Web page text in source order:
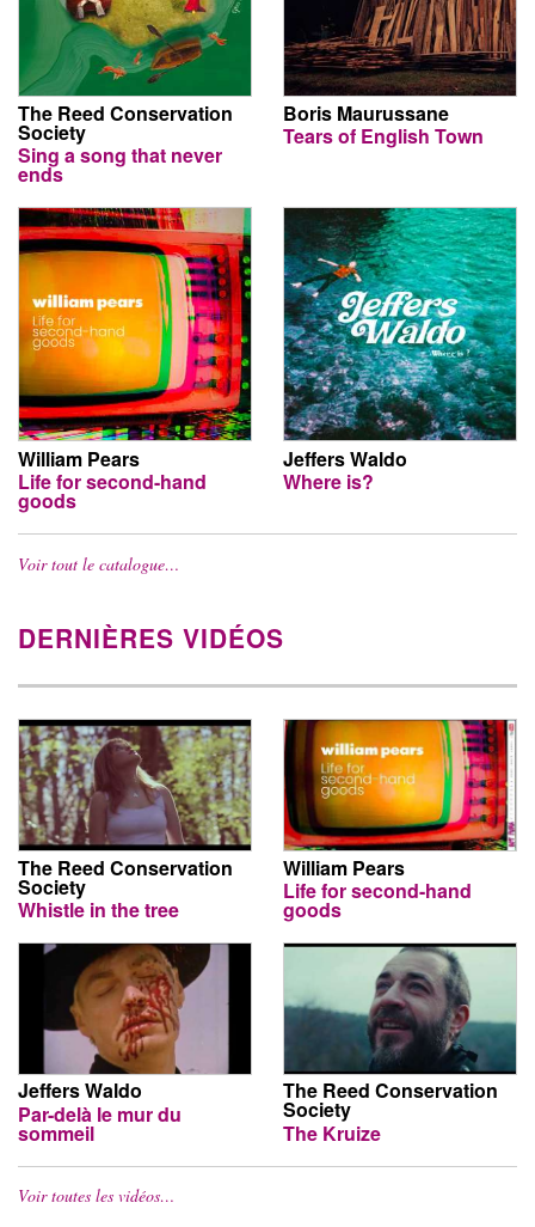
The Reed Conservation
Society
Sing a song that never
ends
Boris Maurussane
Tears of English Town
William Pears
Life for second-hand
goods
Jeffers Waldo
Where is?
Voir tout le catalogue…
DERNIÈRES VIDÉOS
The Reed Conservation
Society
Whistle in the tree
William Pears
Life for second-hand
goods
Jeffers Waldo
Par-delà le mur du
sommeil
The Reed Conservation
Society
The Kruize
Voir toutes les vidéos…